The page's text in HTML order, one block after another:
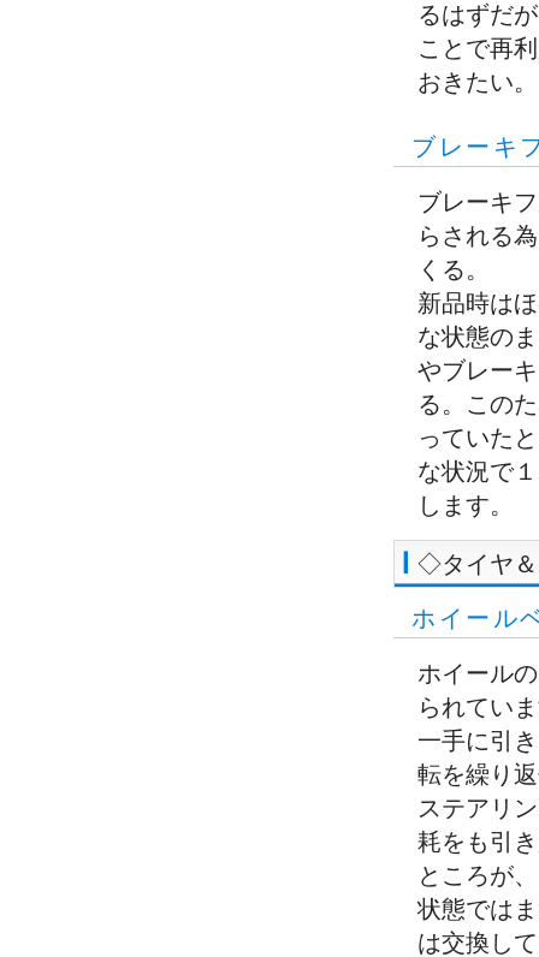
るはずだ
ことで再
おきたい。
ブレーキ
ブレーキ
らされる
くる。
新品時は
な状態の
やブレー
る。この
っていた
な状況で
します。
◇タイヤ
ホイール
ホイール
られてい
一手に引
転を繰り
ステアリ
耗をも引
ところが
状態では
は交換し